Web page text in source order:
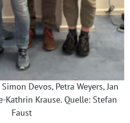
Devos, Petra Weyers, Jan
Kathrin Krause. Quelle: Stefan
Faust